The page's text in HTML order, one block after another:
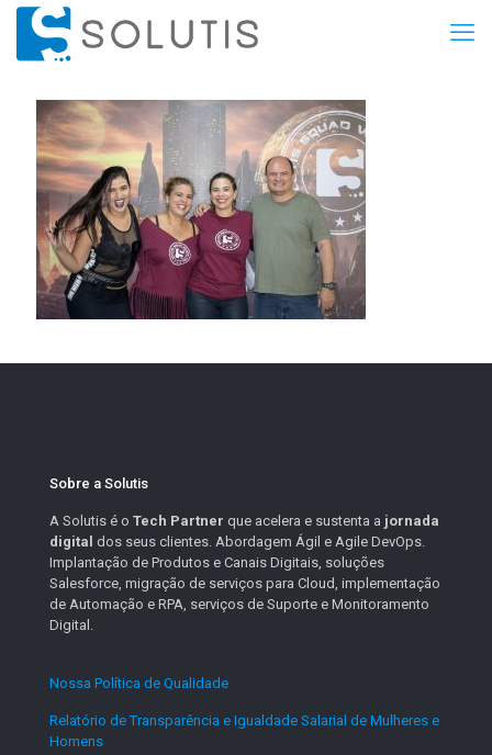
Sobre a Solutis
A Solutis é o Tech Partner que acelera e sustenta a jornada
digital dos seus clientes. Abordagem Ágil e Agile DevOps.
Implantação de Produtos e Canais Digitais, soluções
Salesforce, migração de serviços para Cloud, implementação
de Automação e RPA, serviços de Suporte e Monitoramento
Digital.
Nossa Política de Qualidade
Relatório de Transparência e Igualdade Salarial de Mulheres e
Homens